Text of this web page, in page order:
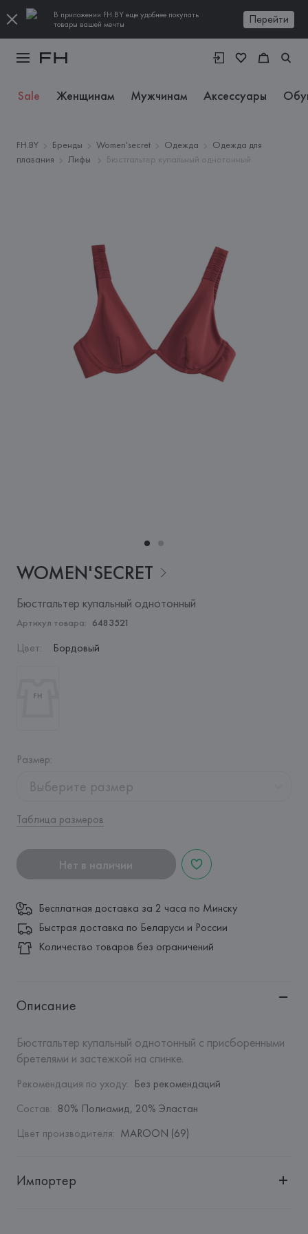
В приложении FH.BY еще удобнее покупать
товары вашей мечты
Перейти
Sale Женщинам Мужчинам Аксессуары
FH.BY Бренды Women'secret Одежда
Одежда для
плавания
Лифы Бюстгальтер купальный однотонный
WOMEN'SECRET
Бюстгальтер купальный однотонный
Артикул товара: 6483521
Цвет: Бордовый
Размер:
Выберите размер
Таблица размеров
Нет в наличии
Бесплатная доставка за 2 часа по Минску
Быстрая доставка по Беларуси и России
Количество товаров без ограничений
Описание
Бюстгальтер купальный однотонный с присборенными
бретелями и застежкой на спинке.
Рекомендация по уходу: Без рекомендаций
Состав: 80% Полиамид, 20% Эластан
Цвет производителя: MAROON (69)
Импортер